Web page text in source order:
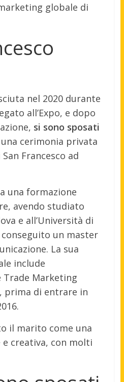
globale di
nel 2020 durante
all’Expo, e dopo
si sono sposati
cerimonia privata
Francesco ad
una formazione
avendo studiato
e all’Università di
un master
La sua
include
Trade Marketing
prima di entrare in
il marito come una
creativa, con molti